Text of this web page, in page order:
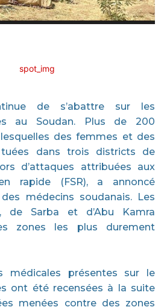
de s’abattre sur les
au Soudan. Plus de 200
des femmes et des
dans trois districts de
d’attaques attribuées aux
rapide (FSR), a annoncé
médecins soudanais. Les
de Sarba et d’Abu Kamra
zones les plus durement
médicales présentes sur le
ont été recensées à la suite
menées contre des zones